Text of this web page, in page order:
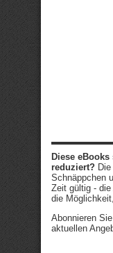
Diese
reduziert?
Schnäppchen
Zeit gültig - die
die
Abonnieren
aktuellen